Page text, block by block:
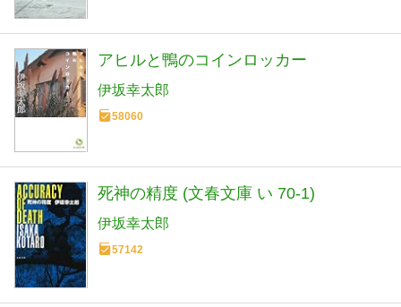
アヒルと鴨のコインロッカー
伊坂幸太郎
58060
死神の精度 (文春文庫 い 70-1)
伊坂幸太郎
57142